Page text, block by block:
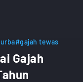
#gajah tewas
Gajah